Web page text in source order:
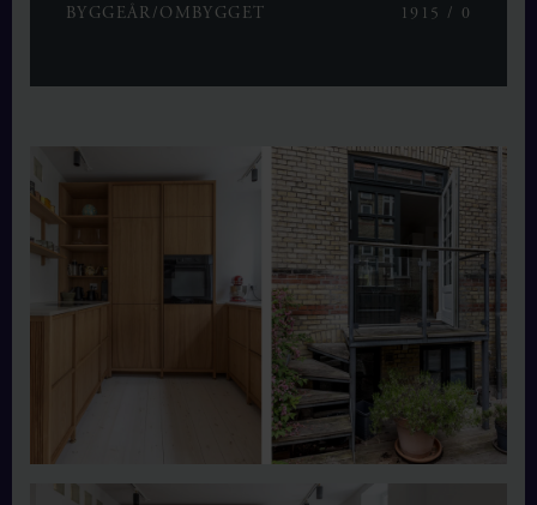
BYGGEÅR/OMBYGGET 1915 / 0